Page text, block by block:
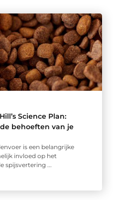
Science Plan:
behoeften van je
is een belangrijke
invloed op het
spijsvertering ...